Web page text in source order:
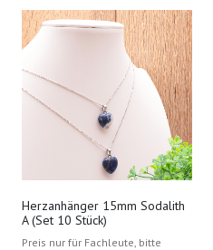
Herzanhänger 15mm Sodalith
A (Set 10 Stück)
Preis nur für Fachleute, bitte